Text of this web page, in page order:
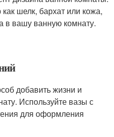
как шелк, бархат или кожа,
в вашу ванную комнату.
добавить жизни и
Используйте вазы с
для оформления